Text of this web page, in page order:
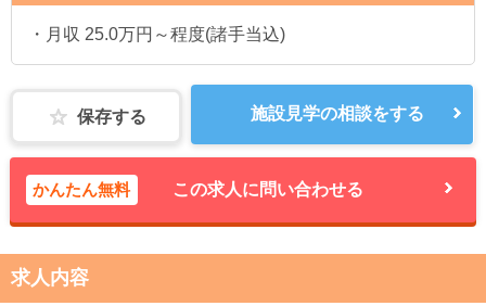
・月収 25.0万円～程度(諸手当込)
保存する 施設見学の相談をする
かんたん無料 この求人に問い合わせる
求人内容